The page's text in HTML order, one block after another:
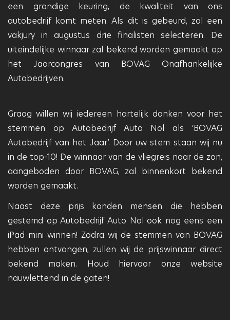
een grondige keuring, de kwaliteit van ons
autobedrijf komt meten. Als dit is gebeurd, zal een
vakjury in augustus drie finalisten selecteren. De
uiteindelijke winnaar zal bekend worden gemaakt op
het Jaarcongres van BOVAG Onafhankelijke
Autobedrijven.
Graag willen wij iedereen hartelijk danken voor het
stemmen op Autobedrijf Auto Nol als ‘BOVAG
Autobedrijf van het Jaar’. Door uw stem staan wij nu
in de top-10! De winnaar van de vliegreis naar de zon,
aangeboden door BOVAG, zal binnenkort bekend
worden gemaakt.
Naast deze prijs konden mensen die hebben
gestemd op Autobedrijf Auto Nol ook nog eens een
iPad mini winnen! Zodra wij de stemmen van BOVAG
hebben ontvangen, zullen wij de prijswinnaar direct
bekend maken. Houd hiervoor onze website
nauwlettend in de gaten!